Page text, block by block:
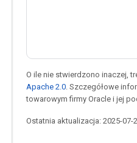
O ile nie stwierdzono inaczej,
Apache 2.0 . Szczegółowe
towarowym firmy Oracle i jej
Ostatnia aktualizacja: 2025-07-